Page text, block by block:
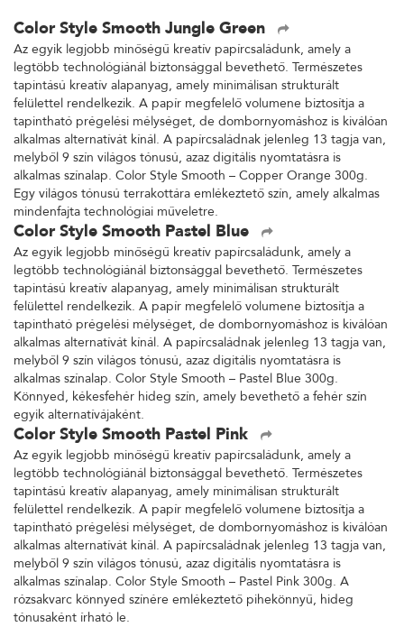
Color Style Smooth Jungle Green
Az egyik legjobb minőségű kreatív papírcsaládunk, amely a
legtöbb technológiánál biztonsággal bevethető. Természetes
tapintású kreatív alapanyag, amely minimálisan strukturált
felülettel rendelkezik. A papír megfelelő volumene biztosítja a
tapintható prégelési mélységet, de dombornyomáshoz is kiválóan
alkalmas alternatívát kínál. A papírcsaládnak jelenleg 13 tagja van,
melyből 9 szín világos tónusú, azaz digitális nyomtatásra is
alkalmas színalap. Color Style Smooth – Copper Orange 300g.
Egy világos tónusú terrakottára emlékeztető szín, amely alkalmas
mindenfajta technológiai műveletre.
Color Style Smooth Pastel Blue
Az egyik legjobb minőségű kreatív papírcsaládunk, amely a
legtöbb technológiánál biztonsággal bevethető. Természetes
tapintású kreatív alapanyag, amely minimálisan strukturált
felülettel rendelkezik. A papír megfelelő volumene biztosítja a
tapintható prégelési mélységet, de dombornyomáshoz is kiválóan
alkalmas alternatívát kínál. A papírcsaládnak jelenleg 13 tagja van,
melyből 9 szín világos tónusú, azaz digitális nyomtatásra is
alkalmas színalap. Color Style Smooth – Pastel Blue 300g.
Könnyed, kékesfehér hideg szín, amely bevethető a fehér szín
egyik alternatívájaként.
Color Style Smooth Pastel Pink
Az egyik legjobb minőségű kreatív papírcsaládunk, amely a
legtöbb technológiánál biztonsággal bevethető. Természetes
tapintású kreatív alapanyag, amely minimálisan strukturált
felülettel rendelkezik. A papír megfelelő volumene biztosítja a
tapintható prégelési mélységet, de dombornyomáshoz is kiválóan
alkalmas alternatívát kínál. A papírcsaládnak jelenleg 13 tagja van,
melyből 9 szín világos tónusú, azaz digitális nyomtatásra is
alkalmas színalap. Color Style Smooth – Pastel Pink 300g. A
rózsakvarc könnyed színére emlékeztető pihekönnyű, hideg
tónusaként írható le.